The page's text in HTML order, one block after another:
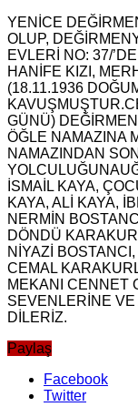
YENİCE
OLUP,
EVLERİ NO: 37/
HANİFE KIZI,
(18.11.1936
GÜNÜ)
ÖĞLE NAMAZINA
NAMAZINDAN
YOLCULUĞUNA
İSMAİL KAYA,
KAYA, ALİ KAYA,
NERMİN
DÖNDÜ
NİYAZİ
CEMAL
MEKANI CENNET
SEVENLERİNE
DİLERİZ.
Paylaş
Facebook
Twitter